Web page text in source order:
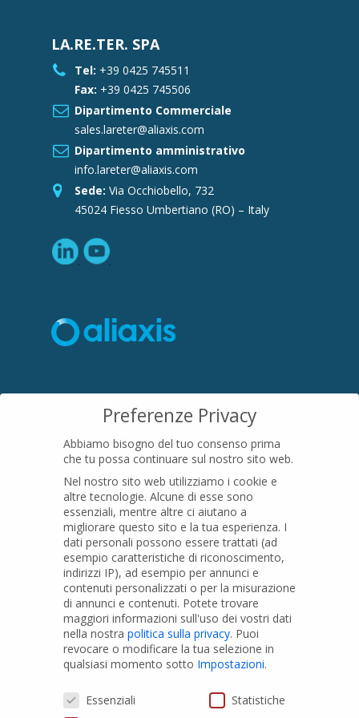
LA.RE.TER. SPA
Tel: +39 0425 745511
Fax: +39 0425 745506
Dipartimento Commerciale
sales.lareter@aliaxis.com
Dipartimento amministrativo
info.lareter@aliaxis.com
Sede: Via Occhiobello, 732
45024 Fiesso Umbertiano (RO) – Italy
16015 Casella (GE) – Italy
01079200299
PRODOTTI
Tubi PVC
Raccordi PVC
Tubi e Raccordi in PVC-A
Pozzi Artesiani
Preferenze Privacy
Abbiamo bisogno del tuo consenso prima
che tu possa continuare sul nostro sito web.
Nel nostro sito web utilizziamo i cookie e
altre tecnologie. Alcune di esse sono
essenziali, mentre altre ci aiutano a
migliorare questo sito e la tua esperienza. I
dati personali possono essere trattati (ad
esempio caratteristiche di riconoscimento,
indirizzi IP), ad esempio per annunci e
contenuti personalizzati o per la misurazione
di annunci e contenuti. Potete trovare
maggiori informazioni sull'uso dei vostri dati
nella nostra politica sulla privacy. Puoi
revocare o modificare la tua selezione in
qualsiasi momento sotto Impostazioni.
Preferenze Privacy
Essenziali
Statistiche